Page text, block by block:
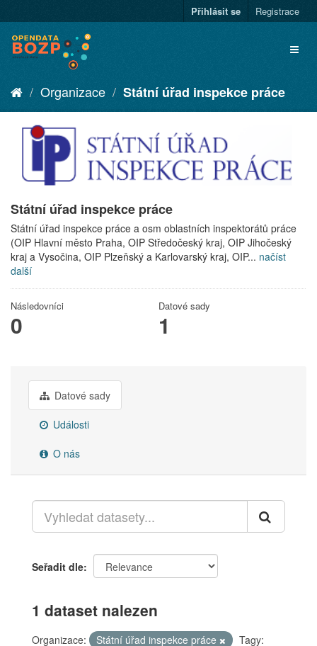
Přihlásit se Registrace
Organizace Státní úřad inspekce práce
Státní úřad inspekce práce
Státní úřad inspekce práce a osm oblastních inspektorátů práce
(OIP Hlavní město Praha, OIP Středočeský kraj, OIP Jihočeský
kraj a Vysočina, OIP Plzeňský a Karlovarský kraj, OIP... načíst
další
Následovníci
0
Datové sady
1
Datové sady
Události
O nás
Seřadit dle
1 dataset nalezen
Organizace: Státní úřad inspekce práce
Tagy: